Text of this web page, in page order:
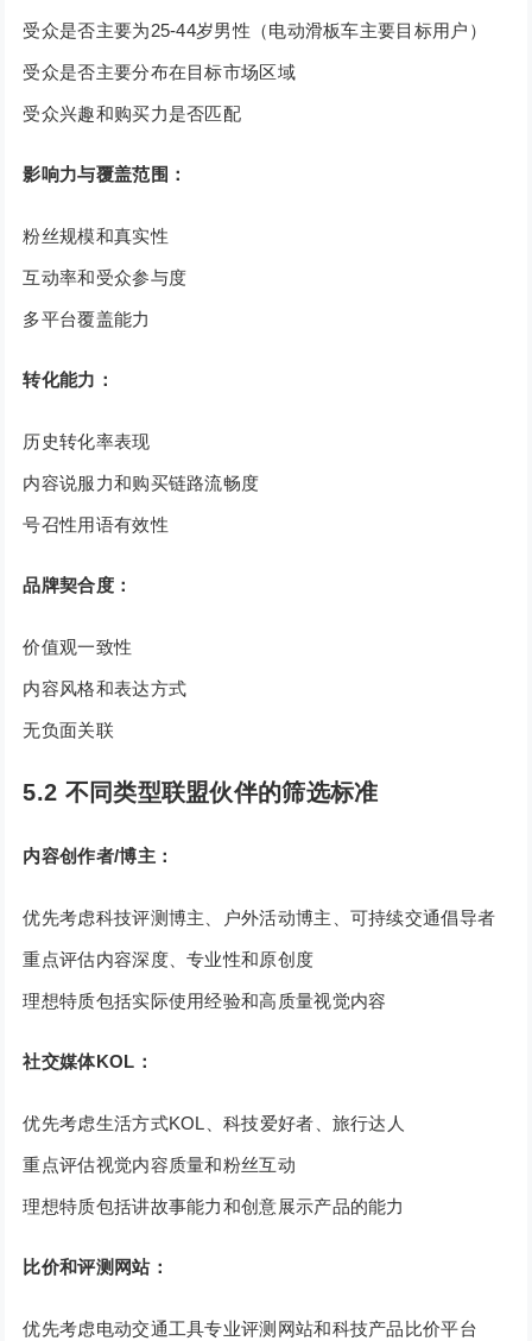
受众是否主要为25-44岁男性（电动滑板车主要目标用户）
受众是否主要分布在目标市场区域
受众兴趣和购买力是否匹配
影响力与覆盖范围：
粉丝规模和真实性
互动率和受众参与度
多平台覆盖能力
转化能力：
历史转化率表现
内容说服力和购买链路流畅度
号召性用语有效性
品牌契合度：
价值观一致性
内容风格和表达方式
无负面关联
5.2 不同类型联盟伙伴的筛选标准
内容创作者/博主：
优先考虑科技评测博主、户外活动博主、可持续交通倡导者
重点评估内容深度、专业性和原创度
理想特质包括实际使用经验和高质量视觉内容
社交媒体KOL：
优先考虑生活方式KOL、科技爱好者、旅行达人
重点评估视觉内容质量和粉丝互动
理想特质包括讲故事能力和创意展示产品的能力
比价和评测网站：
优先考虑电动交通工具专业评测网站和科技产品比价平台